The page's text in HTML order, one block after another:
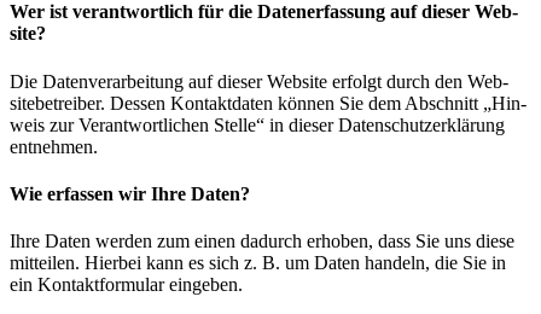
Wer ist ver­ant­wort­lich für die Da­ten­er­fas­sung auf die­ser Web­
site?
Die Da­ten­ver­ar­bei­tung auf die­ser Web­site er­folgt durch den Web­
site­be­trei­ber. Des­sen Kon­takt­da­ten kön­nen Sie dem Ab­schnitt „Hin­
weis zur Ver­ant­wort­li­chen Stel­le“ in die­ser Da­ten­schutz­er­klä­rung
ent­neh­men.
Wie er­fas­sen wir Ihre Da­ten?
Ihre Da­ten wer­den zum ei­nen da­durch er­ho­ben, dass Sie uns die­se
mit­tei­len. Hier­bei kann es sich z. B. um Da­ten han­deln, die Sie in
ein Kon­takt­for­mu­lar ein­ge­ben.